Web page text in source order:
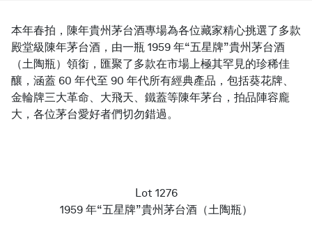
繁體中文
本年春拍，陳年貴州茅台酒專場為各位藏家精心挑選了多款
殿堂級陳年茅台酒，由一瓶 1959 年“五星牌”貴州茅台酒
（土陶瓶）領銜，匯聚了多款在市場上極其罕見的珍稀佳
釀，涵蓋 60 年代至 90 年代所有經典產品，包括葵花牌、
金輪牌三大革命、大飛天、鐵蓋等陳年茅台，拍品陣容龐
大，各位茅台愛好者們切勿錯過。
Lot 1276
1959 年“五星牌”貴州茅台酒（土陶瓶）